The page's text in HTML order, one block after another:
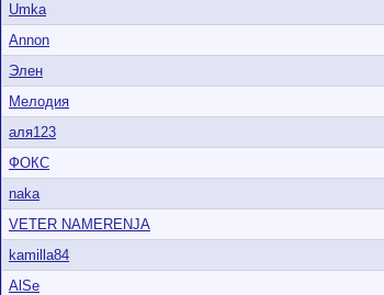
Umka
Annon
Элен
Мелодия
аля123
ФОКС
naka
VETER NAMERENJA
kamilla84
AlSe